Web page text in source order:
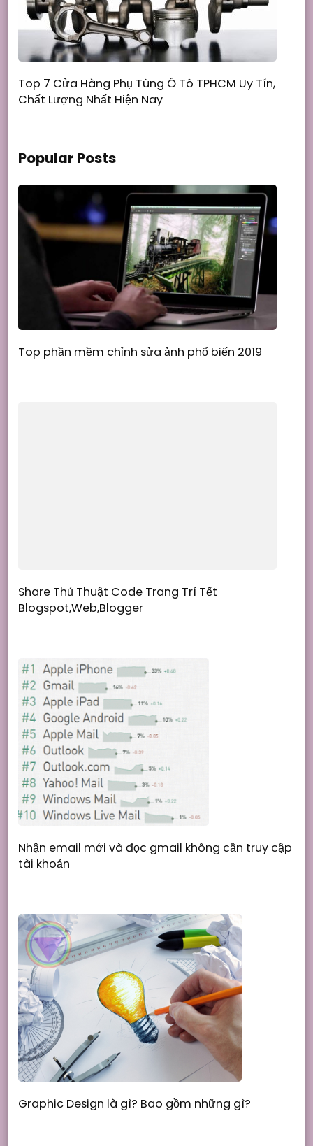
Top 7 Cửa Hàng Phụ Tùng Ô Tô TPHCM Uy Tín,
Chất Lượng Nhất Hiện Nay
Popular Posts
Top phần mềm chỉnh sửa ảnh phổ biến 2019
Share Thủ Thuật Code Trang Trí Tết
Blogspot,Web,Blogger
Nhận email mới và đọc gmail không cần truy cập
tài khoản
Graphic Design là gì? Bao gồm những gì?